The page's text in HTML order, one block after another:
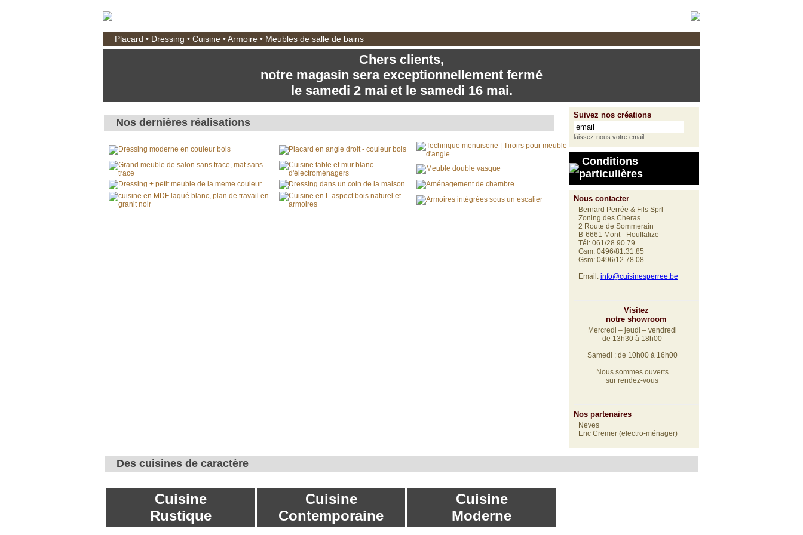
Placard • Dressing • Cuisine • Armoire • Meubles de salle de bains
Chers clients,
notre magasin sera exceptionnellement fermé
le samedi 2 mai et le samedi 16 mai.
Nos dernières réalisations
Suivez nos créations
laissez-nous votre email
Conditions
particulières
Nous contacter
Bernard Perrée & Fils Sprl
Zoning des Cheras
2 Route de Sommerain
B-6661 Mont - Houffalize
Tél: 061/28.90.79
Gsm: 0496/81.31.85
Gsm: 0496/12.78.08
Email: info@cuisinesperree.be
Visitez
notre showroom
Mercredi – jeudi – vendredi
de 13h30 à 18h00
Samedi : de 10h00 à 16h00
Nous sommes ouverts
sur rendez-vous
Nos partenaires
Neves
Eric Cremer (electro-ménager)
Des cuisines de caractère
Cuisine
Rustique
Cuisine
Contemporaine
Cuisine
Moderne